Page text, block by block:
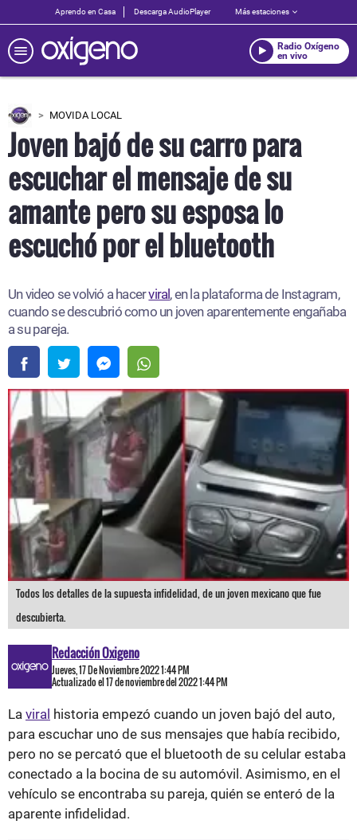
Aprendo en Casa Descarga AudioPlayer Más estaciones
Radio Oxígeno
en vivo
MOVIDA LOCAL
Joven bajó de su carro para
escuchar el mensaje de su
amante pero su esposa lo
escuchó por el bluetooth
Un video se volvió a hacerviral, en la plataforma de Instagram,
cuando se descubrió como un joven aparentemente engañaba
a su pareja.
Todos los detalles de la supuesta infidelidad, de un joven mexicano que fue
descubierta.
Redacción Oxigeno
Jueves, 17 De Noviembre 2022 1:44 PM
Actualizado el 17 de noviembre del 2022 1:44 PM
La viral historia empezó cuando un joven bajó del auto,
para escuchar uno de sus mensajes que había recibido,
pero no se percató que el bluetooth de su celular estaba
conectado a la bocina de su automóvil. Asimismo, en el
vehículo se encontraba su pareja, quién se enteró de la
aparente infidelidad.